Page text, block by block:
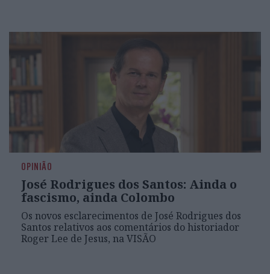
OPINIÃO
José Rodrigues dos Santos: Ainda o
fascismo, ainda Colombo
Os novos esclarecimentos de José Rodrigues dos
Santos relativos aos comentários do historiador
Roger Lee de Jesus, na VISÃO